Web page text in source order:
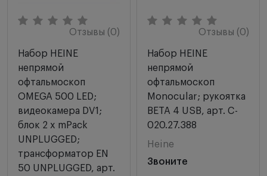
Отзывы (0)
Набор HEINE
непрямой
офтальмоскоп
OMEGA 500 LED;
видеокамера DV1;
блок 2 x mPack
UNPLUGGED;
трансформатор EN
50 UNPLUGGED, арт.
Отзывы (0)
Набор HEINE
непрямой
офтальмоскоп
Monocular; рукоятка
BETA 4 USB, арт. C-
020.27.388
Heine
Звоните